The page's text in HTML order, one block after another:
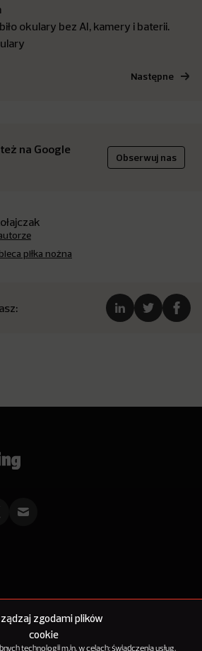
zgodami plików
cookie
technologii m.in. w celach: świadczenia usług,
okulary bez AI, kamery i baterii.
Następne
na Google
Obserwuj nas
piłka nożna